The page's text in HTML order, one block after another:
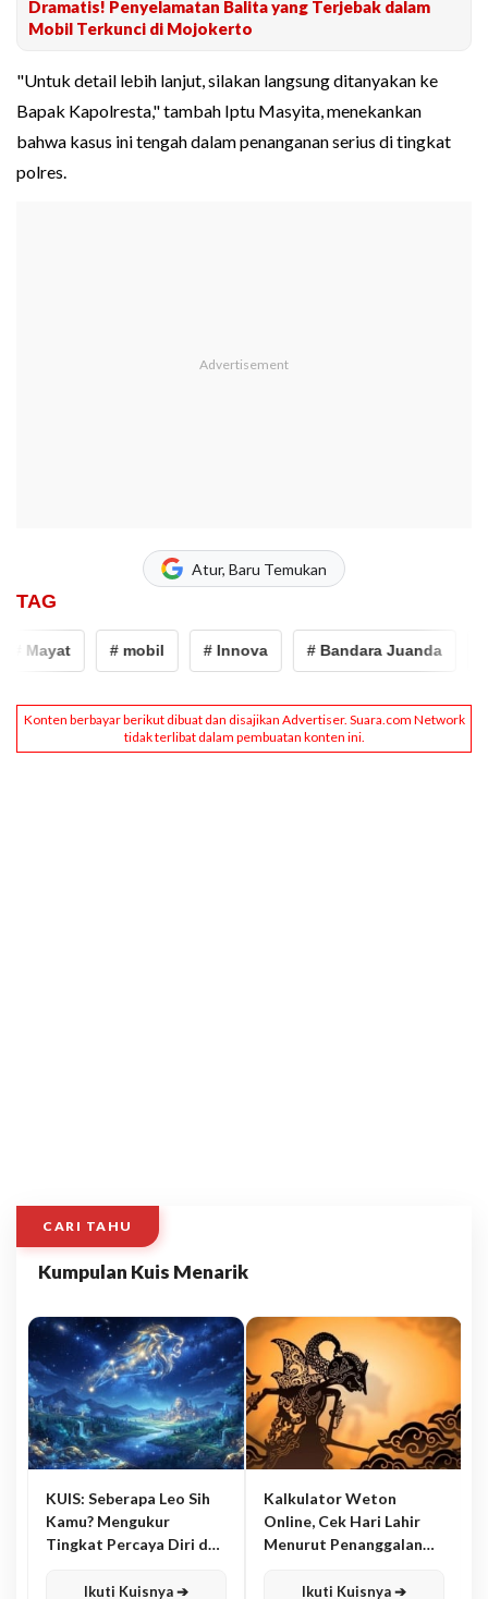
Dramatis! Penyelamatan Balita yang Terjebak dalam
Mobil Terkunci di Mojokerto
"Untuk detail lebih lanjut, silakan langsung ditanyakan ke
Bapak Kapolresta," tambah Iptu Masyita, menekankan
bahwa kasus ini tengah dalam penanganan serius di tingkat
polres.
Atur, Baru Temukan
TAG
# mobil # Innova # Bandara Juanda
CARI TAHU
Kumpulan Kuis Menarik
KUIS: Seberapa Leo Sih
Kamu? Mengukur
Tingkat Percaya Diri dan
Ikuti Kuisnya ➔
Kalkulator Weton
Online, Cek Hari Lahir
Menurut Penanggalan
Ikuti Kuisnya ➔